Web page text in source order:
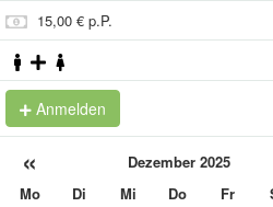
15,00 € p.P.
Anmelden
« Dezember 2025
Mo Di Mi Do Fr